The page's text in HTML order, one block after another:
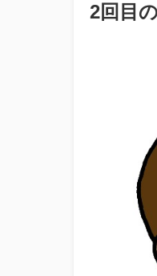
2回目